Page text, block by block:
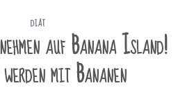
DIÄT
auf Banana Island!
mit Bananen